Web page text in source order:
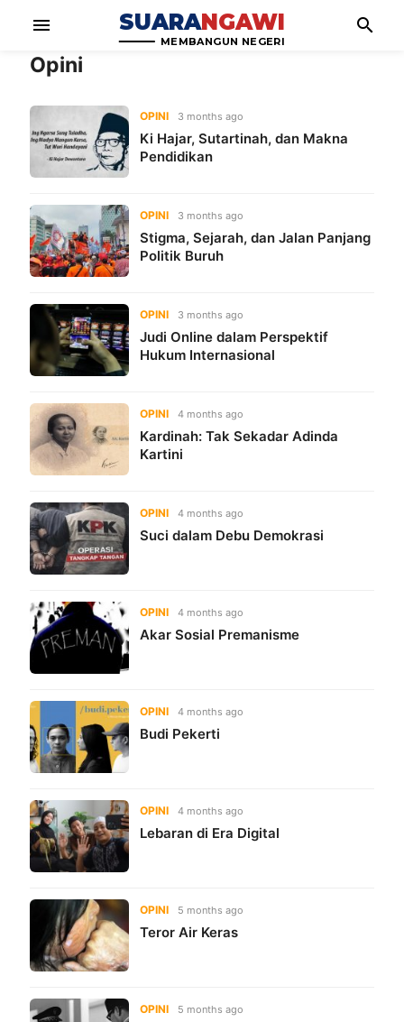
menu SUARANGAWI
MEMBANGUN NEGERI
search
Opini
OPINI 3 months ago
Ki Hajar, Sutartinah, dan Makna
Pendidikan
OPINI 3 months ago
Stigma, Sejarah, dan Jalan Panjang
Politik Buruh
OPINI 3 months ago
Judi Online dalam Perspektif
Hukum Internasional
OPINI 4 months ago
Kardinah: Tak Sekadar Adinda
Kartini
OPINI 4 months ago
Suci dalam Debu Demokrasi
OPINI 4 months ago
Akar Sosial Premanisme
OPINI 4 months ago
Budi Pekerti
OPINI 4 months ago
Lebaran di Era Digital
OPINI 5 months ago
Teror Air Keras
OPINI 5 months ago